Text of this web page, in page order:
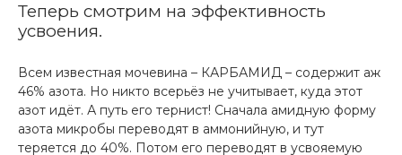
Теперь смотрим на эффективность
усвоения.
Всем известная мочевина – КАРБАМИД – содержит аж
46% азота. Но никто всерьёз не учитывает, куда этот
азот идёт. А путь его тернист! Сначала амидную форму
азота микробы переводят в аммонийную, и тут
теряется до 40%. Потом его переводят в усвояемую